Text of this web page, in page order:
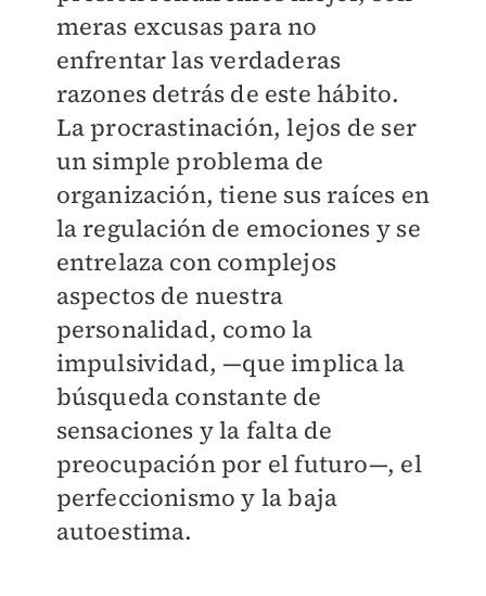
meras excusas para no
enfrentar las verdaderas
razones detrás de este hábito.
La procrastinación, lejos de ser
un simple problema de
organización, tiene sus raíces en
la regulación de emociones y se
entrelaza con complejos
aspectos de nuestra
personalidad, como la
impulsividad, —que implica la
búsqueda constante de
sensaciones y la falta de
preocupación por el futuro—, el
perfeccionismo y la baja
autoestima.